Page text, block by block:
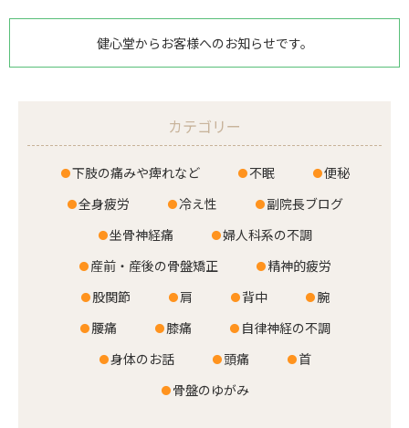
ホーム
料金メニュー
店舗案内
お知らせ
お問い合わせ
029-886-8602
健心堂からお客様へのお知らせです。
カテゴリー
下肢の痛みや痺れなど 不眠
便秘
全身疲労
冷え性
副院長ブログ
坐骨神経痛
婦人科系の不調
産前・産後の骨盤矯正
精神的疲労
股関節
肩 背中
腕
腰痛
膝痛
自律神経の不調
身体のお話
頭痛
首
骨盤のゆがみ